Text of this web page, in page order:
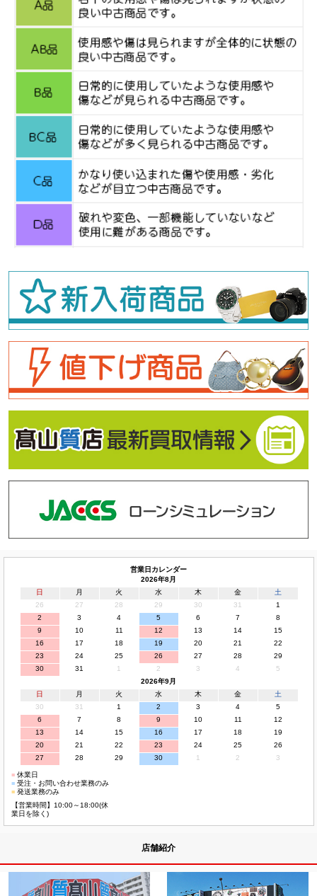
営業日カレンダー
2026年8月
日
月 火 水 木 金
土
26
27 28 29 30 31
1
2
3 4 5 6 7
8
9
10 11 12 13 14
15
16
17 18 19 20 21
22
23
24 25 26 27 28
29
30
31 1 2 3 4
5
2026年9月
日
月 火 水 木 金
土
30
31 1 2 3 4
5
6
7 8 9 10 11
12
13
14 15 16 17 18
19
20
21 22 23 24 25
26
27
28 29 30 1 2 3
■休業日
■受注・お問い合わせ業務のみ
■発送業務のみ
【営業時間】10:00～18:00(休
業日を除く)
店舗紹介